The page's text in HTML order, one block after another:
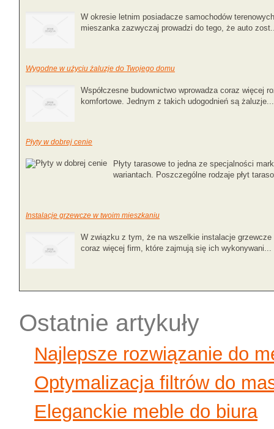
W okresie letnim posiadacze samochodów
mieszanka zazwyczaj prowadzi do tego, że auto
Wygodne w użyciu żaluzje do Twojego domu
Współczesne budownictwo wprowadza coraz więcej
komfortowe. Jednym z takich udogodnień są żaluzje...
Płyty w dobrej cenie
Płyty tarasowe to jedna ze specjalności
wariantach. Poszczególne rodzaje płyt
Instalacje grzewcze w twoim mieszkaniu
W związku z tym, że na wszelkie instalacje
coraz więcej firm, które zajmują się ich wykonywani...
Ostatnie artykuły
Najlepsze rozwiązanie do
Optymalizacja filtrów do
Eleganckie meble do biura